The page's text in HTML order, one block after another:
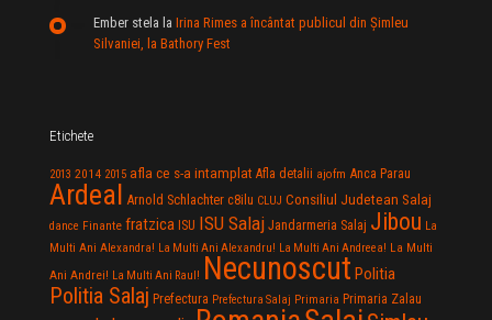
Ember stela la Irina Rimes a încântat publicul din Şimleu
Silvaniei, la Bathory Fest
Etichete
2013 2014 2015 afla ce s-a intamplat Afla detalii ajofm Anca Parau
Ardeal Arnold Schlachter c8ilu CLUJ Consiliul Judetean Salaj
dance Finante fratzica ISU ISU Salaj Jandarmeria Salaj Jibou La
Multi Ani Alexandra! La Multi Ani Alexandru! La Multi Ani Andreea! La Multi
Ani Andrei! La Multi Ani Raul! Necunoscut Politia
Politia Salaj Prefectura Prefectura Salaj Primaria Primaria Zalau